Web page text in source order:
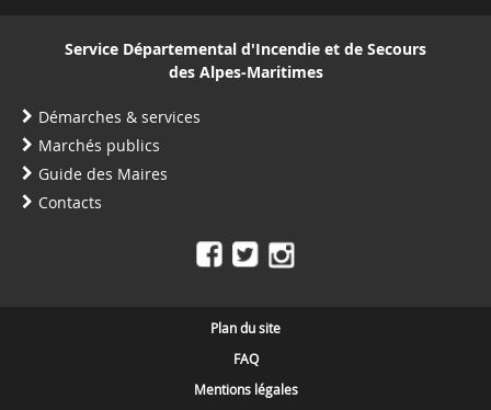
Service Départemental d'Incendie et de Secours
des Alpes-Maritimes
Démarches & services
Marchés publics
Guide des Maires
Contacts
Plan du site
FAQ
Mentions légales